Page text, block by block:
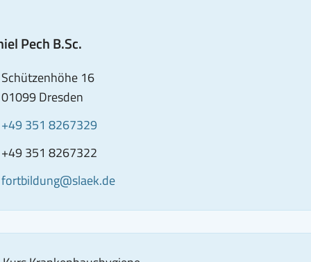
Pech B.Sc.
Schützenhöhe 16,
01099 Dresden
Anrufen
Daniel
Pech
+49 351 8267329
CONTACT_BLOCK_FAX_NUMBER_SRONLY
+49 351 8267322
E-
an
Daniel
fortbildung@slaek.de